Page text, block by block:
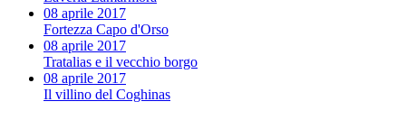
08 aprile 2017
Fortezza Capo d'Orso
08 aprile 2017
Tratalias e il vecchio borgo
08 aprile 2017
Il villino del Coghinas